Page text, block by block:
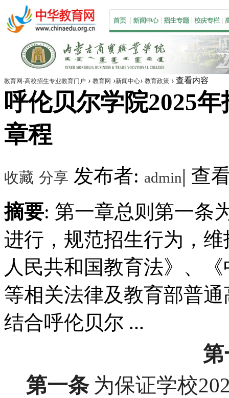
教育网-高校招生专业教育门户 › 教育网 ›新闻中心› 教育政策 › 查看内容
呼伦贝尔学院2025年
章程
收藏 分享 发布者: admin| 查
摘要: 第一章总则第一条
进行，规范招生行为，
人民共和国教育法》、
等相关法律及教育部普
结合呼伦贝尔 ...
第
第一条 为保证学校